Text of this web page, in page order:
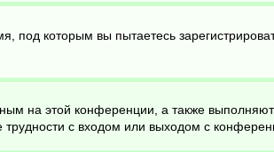
которым вы пытаетесь
на этой конференции, а также
с входом или выходом с